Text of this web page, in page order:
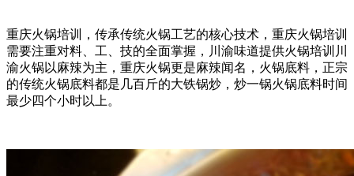
重庆火锅培训，传承传统火锅工艺的核心技术，重庆火锅培训
需要注重对料、工、技的全面掌握，川渝味道提供火锅培训川
渝火锅以麻辣为主，重庆火锅更是麻辣闻名，火锅底料，正宗
的传统火锅底料都是几百斤的大铁锅炒，炒一锅火锅底料时间
最少四个小时以上。